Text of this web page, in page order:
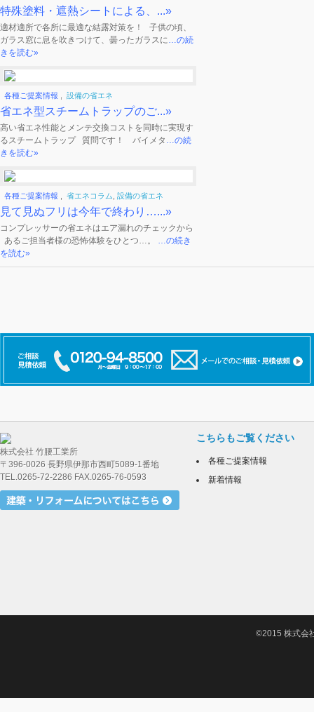
特殊塗料・遮熱シートによる、...»
適材適所で各所に最適な結露対策を！ 子供の頃、
ガラス窓に息を吹きつけて、曇ったガラスに …の続
きを読む»
各種ご提案情報 設備の省エネ
省エネ型スチームトラップのご...»
高い省エネ性能とメンテ交換コストを同時に実現す
るスチームトラップ 質問です！ バイメタ
…の続
きを読む»
各種ご提案情報 省エネコラム 設備の省エネ
見て見ぬフリは今年で終わり…...»
コンプレッサーの省エネはエア漏れのチェックから
あるご担当者様の恐怖体験をひとつ…。
…の続き
を読む»
株式会社 竹腰工業所
〒396-0026 長野県伊那市西町5089-1番地
TEL.0265-72-2286 FAX.0265-76-0593
こちらもご覧ください
各種ご提案情報
新着情報
©2015 株式会